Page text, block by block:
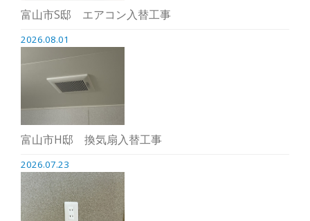
富山市S邸 エアコン入替工事
2026.08.01
富山市H邸 換気扇入替工事
2026.07.23